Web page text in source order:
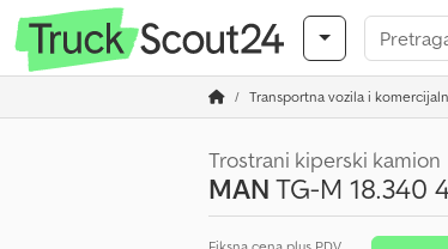
Transportna vozila i
Trostrani kiperski kamion
MANTG-M 18.340